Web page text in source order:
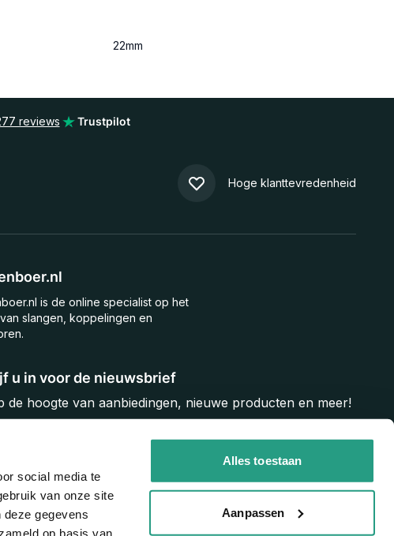
social media te
van onze site
gegevens
op basis van
Alles toestaan
Aanpassen
22mm
reviews Trustpilot
Hoge klanttevredenheid
u in voor de nieuwsbrief
de hoogte van aanbiedingen, nieuwe producten en meer!
is de online specialist op het
slangen, koppelingen en